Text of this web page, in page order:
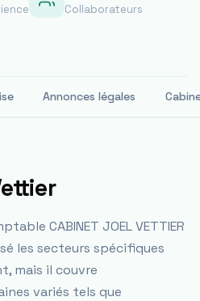
Collaborateurs
Annonces légales
CABINET JOEL VETTIER
les secteurs spécifiques
mais il couvre
variés tels que